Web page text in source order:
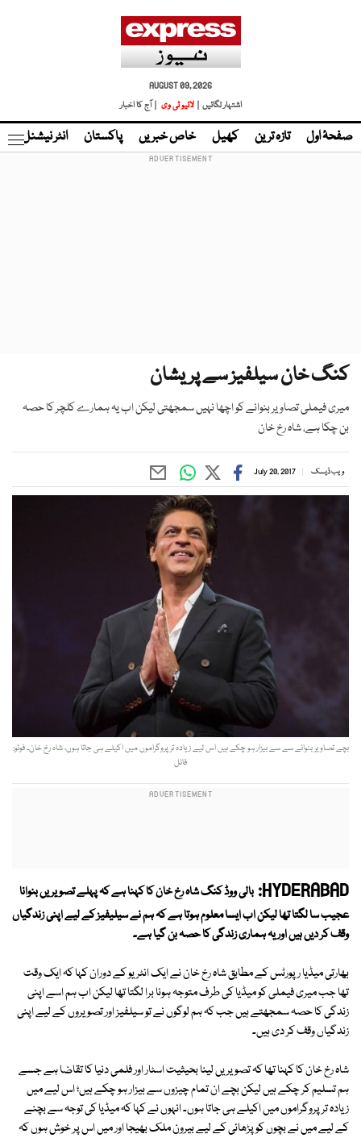
AUGUST 09, 2026
اشتہار لگائیں |
لائیو ٹی وی | آج کا اخبار
صفحۂ اول تازہ ترین کھیل خاص خبریں پاکستان انٹر نیشنل
کنگ خان سیلفیز سے پریشان
میری فیملی تصاویر بنوانے کو اچھا نہیں سمجھتی لیکن اب یہ ہمارے کلچر کا حصہ
بن چکا ہے، شاہ رخ خان
ویب ڈیسک July 20, 2017
بچے تصاویر بنوانے سے سے بیزار ہو چکے ہیں اس لیے زیادہ تر پروگراموں میں اکیلے ہی جاتا ہوں، شاہ رخ خان۔ فوٹو:
فائل
HYDERABAD: بالی ووڈ کنگ شاہ رخ خان کا کہنا ہے کہ پہلے تصویریں بنوانا
عجیب سا لگتا تھا لیکن اب ایسا معلوم ہوتا ہے کہ ہم نے سیلیفیز کے لیے اپنی زندگیاں
وقف کر دیں ہیں اور یہ ہماری زندگی کا حصہ بن گیا ہے۔
بھارتی میڈیا رپورٹس کے مطابق شاہ رخ خان نے ایک انٹریو کے دوران کہا کہ ایک وقت
تھا جب میری فیملی کو میڈیا کی طرف متوجہ ہونا برا لگتا تھا لیکن اب ہم اسے اپنی
زندگی کا حصہ سمجھتے ہیں جب کہ ہم لوگوں نے تو سیلفیز اور تصویروں کے لیے اپنی
زندگیاں وقف کر دی ہیں۔
شاہ رخ خان کا کہنا تھا کہ تصویریں لینا بحیثیت اسٹار اور فلمی دنیا کا تقاضا ہے جسے
ہم تسلیم کر چکے ہیں لیکن بچے ان تمام چیزوں سے بیزار ہو چکے ہیں؛ اس لیے میں
زیادہ تر پروگراموں میں اکیلے ہی جاتا ہوں۔ انہوں نے کہا کہ میڈیا کی توجہ سے بچنے
کے لیے میں نے بچوں کو پڑھائی کے لیے بیرون ملک بھیجا اور میں اس پر خوش ہوں کہ